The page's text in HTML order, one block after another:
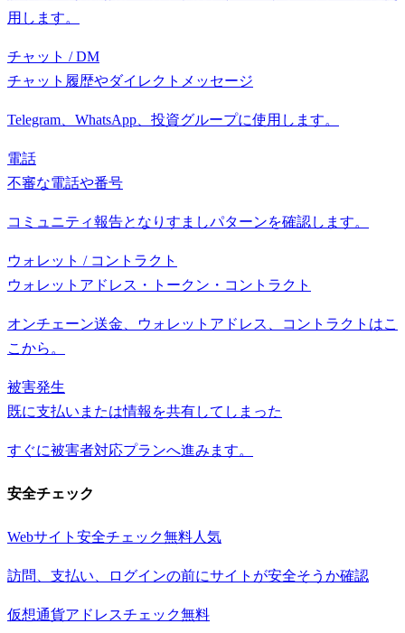
用します。
チャット / DM
チャット履歴やダイレクトメッセージ
Telegram、WhatsApp、投資グループに使用します。
電話
不審な電話や番号
コミュニティ報告となりすましパターンを確認します。
ウォレット / コントラクト
ウォレットアドレス・トークン・コントラクト
オンチェーン送金、ウォレットアドレス、コントラクトはこ
こから。
被害発生
既に支払いまたは情報を共有してしまった
すぐに被害者対応プランへ進みます。
安全チェック
Webサイト安全チェック無料人気
訪問、支払い、ログインの前にサイトが安全そうか確認
仮想通貨アドレスチェック無料